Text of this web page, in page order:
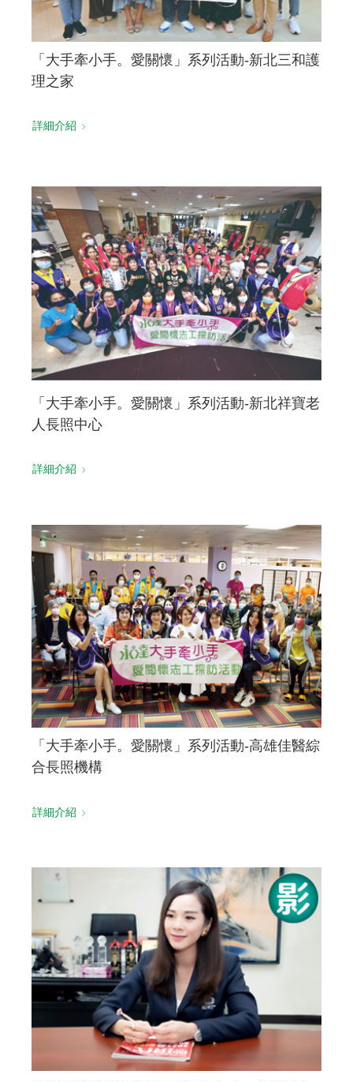
「大手牽小手。愛關懷」系列活動-新北三和護
理之家
詳細介紹
「大手牽小手。愛關懷」系列活動-新北祥寶老
人長照中心
詳細介紹
「大手牽小手。愛關懷」系列活動-高雄佳醫綜
合長照機構
詳細介紹